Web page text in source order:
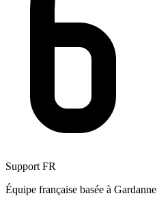
Support FR
Équipe française basée à Gardanne